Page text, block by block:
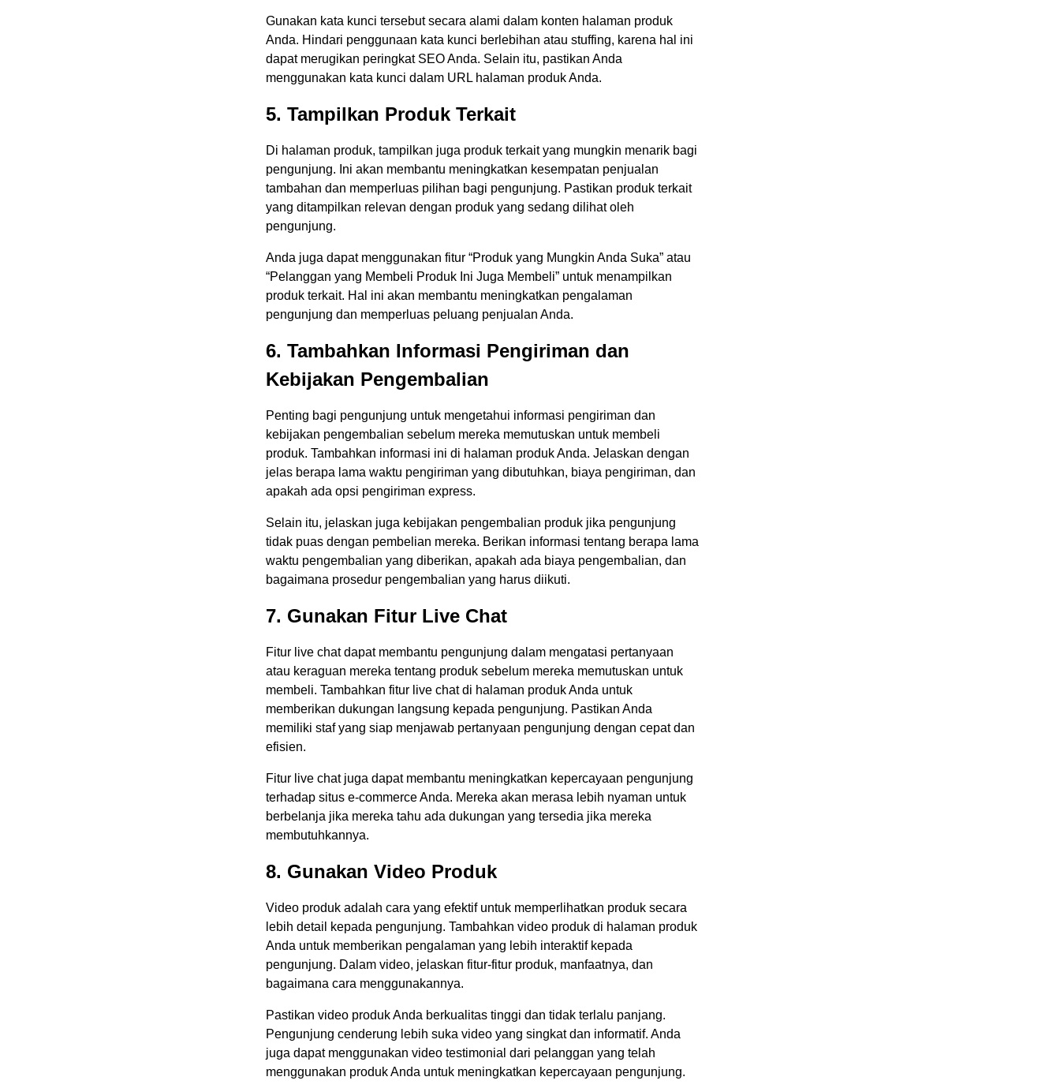
Gunakan kata kunci tersebut secara alami dalam konten halaman produk
Anda. Hindari penggunaan kata kunci berlebihan atau stuffing, karena hal ini
dapat merugikan peringkat SEO Anda. Selain itu, pastikan Anda
menggunakan kata kunci dalam URL halaman produk Anda.
5. Tampilkan Produk Terkait
Di halaman produk, tampilkan juga produk terkait yang mungkin menarik bagi
pengunjung. Ini akan membantu meningkatkan kesempatan penjualan
tambahan dan memperluas pilihan bagi pengunjung. Pastikan produk terkait
yang ditampilkan relevan dengan produk yang sedang dilihat oleh
pengunjung.
Anda juga dapat menggunakan fitur “Produk yang Mungkin Anda Suka” atau
“Pelanggan yang Membeli Produk Ini Juga Membeli” untuk menampilkan
produk terkait. Hal ini akan membantu meningkatkan pengalaman
pengunjung dan memperluas peluang penjualan Anda.
6. Tambahkan Informasi Pengiriman dan
Kebijakan Pengembalian
Penting bagi pengunjung untuk mengetahui informasi pengiriman dan
kebijakan pengembalian sebelum mereka memutuskan untuk membeli
produk. Tambahkan informasi ini di halaman produk Anda. Jelaskan dengan
jelas berapa lama waktu pengiriman yang dibutuhkan, biaya pengiriman, dan
apakah ada opsi pengiriman express.
Selain itu, jelaskan juga kebijakan pengembalian produk jika pengunjung
tidak puas dengan pembelian mereka. Berikan informasi tentang berapa lama
waktu pengembalian yang diberikan, apakah ada biaya pengembalian, dan
bagaimana prosedur pengembalian yang harus diikuti.
7. Gunakan Fitur Live Chat
Fitur live chat dapat membantu pengunjung dalam mengatasi pertanyaan
atau keraguan mereka tentang produk sebelum mereka memutuskan untuk
membeli. Tambahkan fitur live chat di halaman produk Anda untuk
memberikan dukungan langsung kepada pengunjung. Pastikan Anda
memiliki staf yang siap menjawab pertanyaan pengunjung dengan cepat dan
efisien.
Fitur live chat juga dapat membantu meningkatkan kepercayaan pengunjung
terhadap situs e-commerce Anda. Mereka akan merasa lebih nyaman untuk
berbelanja jika mereka tahu ada dukungan yang tersedia jika mereka
membutuhkannya.
8. Gunakan Video Produk
Video produk adalah cara yang efektif untuk memperlihatkan produk secara
lebih detail kepada pengunjung. Tambahkan video produk di halaman produk
Anda untuk memberikan pengalaman yang lebih interaktif kepada
pengunjung. Dalam video, jelaskan fitur-fitur produk, manfaatnya, dan
bagaimana cara menggunakannya.
Pastikan video produk Anda berkualitas tinggi dan tidak terlalu panjang.
Pengunjung cenderung lebih suka video yang singkat dan informatif. Anda
juga dapat menggunakan video testimonial dari pelanggan yang telah
menggunakan produk Anda untuk meningkatkan kepercayaan pengunjung.